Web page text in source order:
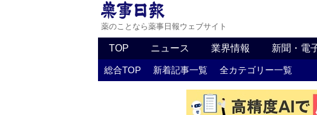
薬のことなら薬事日報ウェブサイト
TOP ニュース 業界情報 新聞・電
総合TOP 新着記事一覧 全カテゴリー一覧